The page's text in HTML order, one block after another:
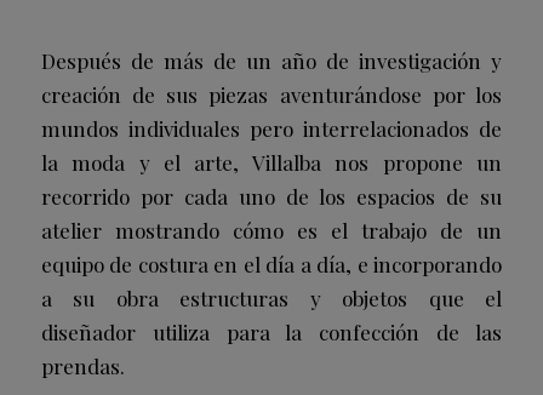
Después de más de un año de investigación y
creación de sus piezas aventurándose por los
mundos individuales perointerrelacionados de
la moda y el arte, Villalba nos propone un
recorrido por cada uno de los espacios de su
atelier mostrando cómo es el trabajo de un
equipo de costura en el día a día, e incorporando
a su obra estructuras y objetos que el
diseñador utiliza para la confección de las
prendas.